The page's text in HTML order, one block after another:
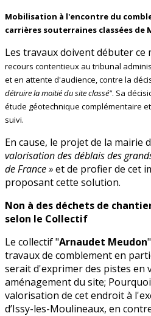
Mobilisation à l'encontre du
carrières souterraines classées de
Les travaux doivent débuter ce
recours contentieux au tribunal
et en attente d'audience, contre la
détruire la moitié du site classé". Sa
étude géotechnique complémentaire
suivi.
En cause, le projet de la mairie
valorisation des déblais des
de France »et de profier de cet
proposant cette solution.
Non à des déchets de
selon le Collectif
Le collectif "Arnaudet Meudon
travaux de comblement en
serait d'exprimer des pistes en
aménagement du site;
valorisation de cet endroit à
d’Issy-les-Moulineaux, en